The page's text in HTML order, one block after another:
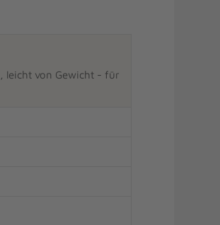
leicht von Gewicht - für